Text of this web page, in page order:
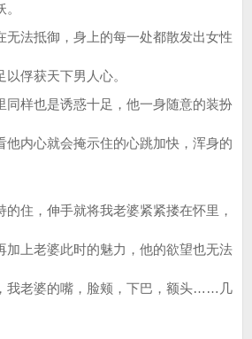
法抵御，身上的每一处都散发出女性
俘获天下男人心。
样也是诱惑十足，他一身随意的装扮
他内心就会掩示住的心跳加快，浑身的
住，伸手就将我老婆紧紧搂在怀里，
加上老婆此时的魅力，他的欲望也无法
我老婆的嘴，脸颊，下巴，额头……几